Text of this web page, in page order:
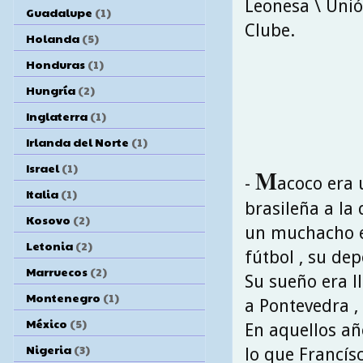
Leonesa \
Clube.
- Macoco era
brasileña a la
un muchacho
fútbol , su
Su sueño era
a Pontevedra
En aquellos
lo que
Guadalupe (1)
Holanda (5)
Honduras (1)
Hungría (2)
Inglaterra (1)
Irlanda del Norte (1)
Israel (1)
Italia (1)
Kosovo (2)
Letonia (2)
Marruecos (2)
Montenegro (1)
México (5)
Nigeria (3)